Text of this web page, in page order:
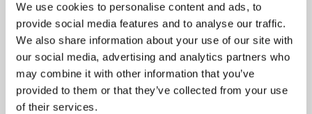
We use cookies to personalise content and ads, to
provide social media features and to analyse our traffic.
We also share information about your use of our site with
our social media, advertising and analytics partners who
may combine it with other information that you’ve
provided to them or that they’ve collected from your use
of their services.
Sí, me suscribo al boletín
Registro
Ventajas del registro: